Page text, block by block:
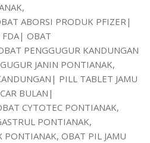
ABORSI PRODUK PFIZER|
FDA| OBAT
PENGGUGUR KANDUNGAN
JANIN PONTIANAK,
PILL TABLET JAMU
BULAN|
CYTOTEC PONTIANAK,
PONTIANAK,
PONTIANAK, OBAT PIL JAMU